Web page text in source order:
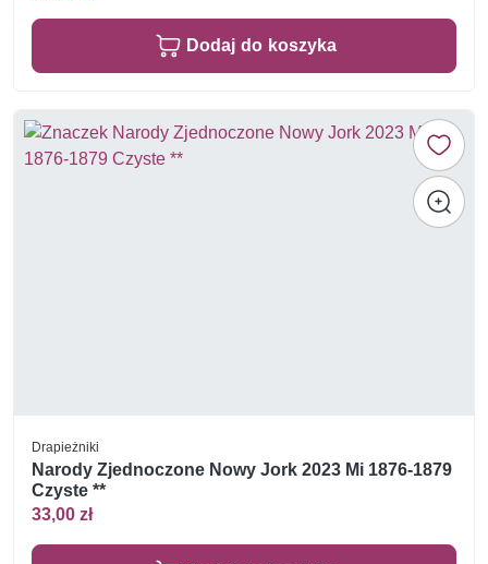
Dodaj do koszyka
Drapieżniki
Narody Zjednoczone Nowy Jork 2023 Mi 1876-1879
Czyste **
33,00 zł